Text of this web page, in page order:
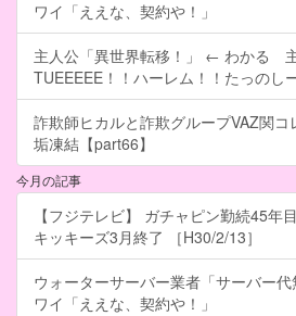
ワイ「ええな、契約や！」
主人公「異世界転移！」 ← わかる
TUEEEEE！！ハーレム！！たっのし
詐欺師ヒカルと詐欺グループVAZ関コ
垢凍結【part66】
今月の記事
【フジテレビ】 ガチャピン勤続45
キッキーズ3月終了 ［H30/2/13］
ウォーターサーバー業者「サーバー代
ワイ「ええな、契約や！」